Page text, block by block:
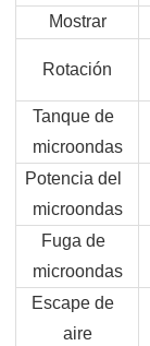
Mostrar
Rotación
Tanque de
microondas
Potencia del
microondas
Fuga de
microondas
Escape de
aire